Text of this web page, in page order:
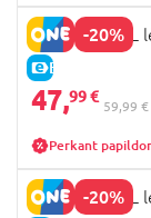
-20%
E-KAINA
NINES D'ONIL
47,99 €
59,99 €
Perkant
-20%
NINES D'ONIL